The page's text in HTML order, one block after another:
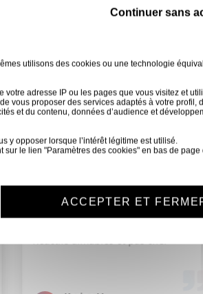
confiance !
un devis sur-mesure !
Service client
toutes demandes
utilisons des cookies ou une technologie
adresse IP ou les pages que vous visitez et
vous proposer des services adaptés à votre profil,
et du contenu, données d’audience et
y opposer lorsque l’intérêt légitime est utilisé.
le lien "Paramètres des cookies" en bas de page
Continuer sans
ACCEPTER ET